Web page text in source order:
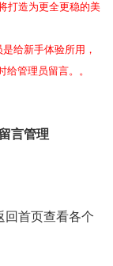
打造为更全更稳的美
给新手体验所用，
管理员留言。。
言管理
回首页查看各个